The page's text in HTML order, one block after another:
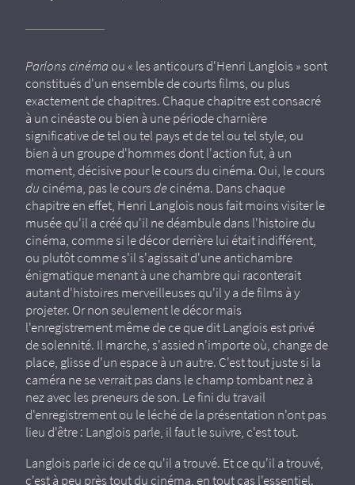
Parlons cinémaou « les anticours d'Henri Langlois » sont
constitués d'un ensemble de courts films, ou plus
exactement de chapitres. Chaque chapitre est consacré
à un cinéaste ou bien à une période charnière
significative de tel ou tel pays et de tel ou tel style, ou
bien à un groupe d'hommes dont l'action fut, à un
moment, décisive pour le cours du cinéma. Oui, le cours
du cinéma, pas le coursdecinéma. Dans chaque
chapitre en effet, Henri Langlois nous fait moins visiter le
musée qu'il a créé qu'il ne déambule dans l'histoire du
cinéma, comme si le décor derrière lui était indifférent,
ou plutôt comme s'il s'agissait d'une antichambre
énigmatique menant à une chambre qui raconterait
autant d'histoires merveilleuses qu'il y a de films à y
projeter. Or non seulement le décor mais
l'enregistrement même de ce que dit Langlois est privé
de solennité. Il marche, s'assied n'importe où, change de
place, glisse d'un espace à un autre. C'est tout juste si la
caméra ne se verrait pas dans le champ tombant nez à
nez avec les preneurs de son. Le fini du travail
d'enregistrement ou le léché de la présentation n'ont pas
lieu d'être : Langlois parle, il faut le suivre, c'est tout.
Langlois parle ici de ce qu'il a trouvé. Et ce qu'il a trouvé,
c'est à peu près tout du cinéma, en tout cas l'essentiel.